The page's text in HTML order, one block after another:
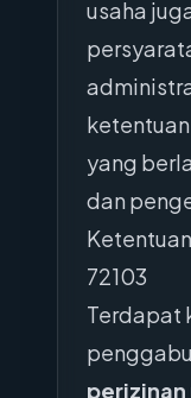
usaha
yang
dan
72103
Terdapat
perizinan